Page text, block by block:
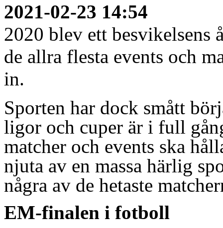
2021-02-23 14:54
2020 blev ett besvikelsens
de allra flesta events och
in.
Sporten har dock smått
ligor och cuper är i full
matcher och events ska
njuta av en massa härlig
några av de hetaste
EM-finalen i fotboll